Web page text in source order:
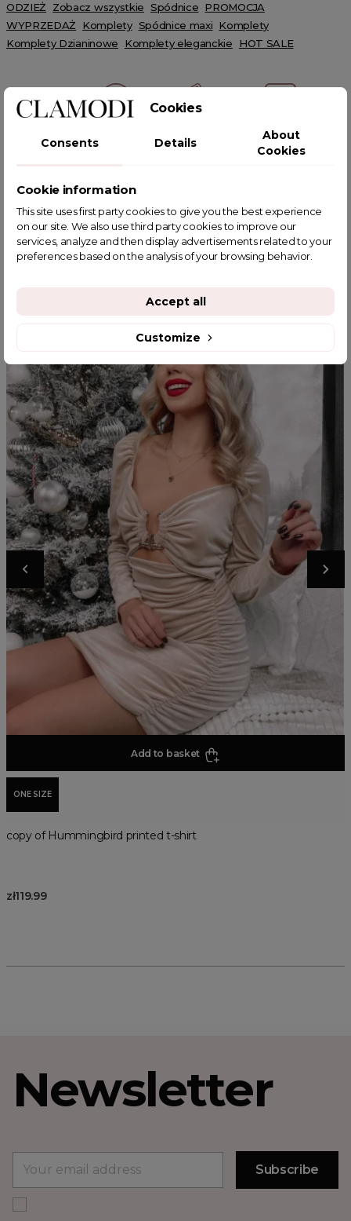
ODZIEŻ Zobacz wszystkie Spódnice PROMOCJA
WYPRZEDAŻ
Komplety Spódnice maxi Komplety
Komplety Dzianinowe
Komplety eleganckie HOT SALE
POWIĄZANE TAGI
YOU MIGHT ALSO LIKE
Add to basket
ONE SIZE
copy of Hummingbird printed t-shirt
zł119.99
Newsletter
Cookies
Consents Details
About
Cookies
Cookie information
This site uses first party cookies to give you the best experience
on our site. We also use third party cookies to improve our
services, analyze and then display advertisements related to your
preferences based on the analysis of your browsing behavior.
Customize
Accept all